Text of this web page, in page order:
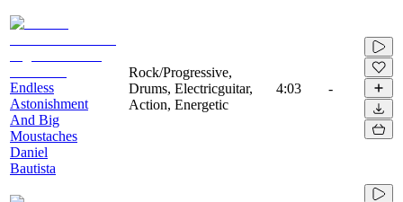
Endless
Astonishment
And Big
Moustaches
Daniel
Bautista
Rock/Progressive,
Drums, Electricguitar,
Action, Energetic
4:03 -